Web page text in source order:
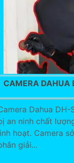
CAMERA
Dahua
an ninh chất
hoạt. Camera
giải...